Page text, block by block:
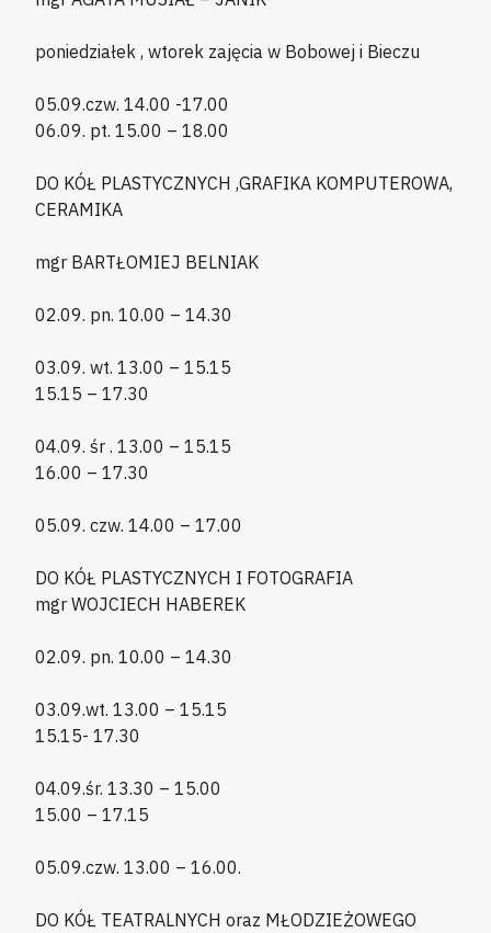
poniedziałek , wtorek zajęcia w Bobowej i Bieczu
05.09.czw. 14.00 -17.00
06.09. pt. 15.00 – 18.00
DO KÓŁ PLASTYCZNYCH ,GRAFIKA KOMPUTEROWA,
CERAMIKA
mgr BARTŁOMIEJ BELNIAK
02.09. pn. 10.00 – 14.30
03.09. wt. 13.00 – 15.15
15.15 – 17.30
04.09. śr . 13.00 – 15.15
16.00 – 17.30
05.09. czw. 14.00 – 17.00
DO KÓŁ PLASTYCZNYCH I FOTOGRAFIA
mgr WOJCIECH HABEREK
02.09. pn. 10.00 – 14.30
03.09.wt. 13.00 – 15.15
15.15- 17.30
04.09.śr. 13.30 – 15.00
15.00 – 17.15
05.09.czw. 13.00 – 16.00.
DO KÓŁ TEATRALNYCH oraz MŁODZIEŻOWEGO